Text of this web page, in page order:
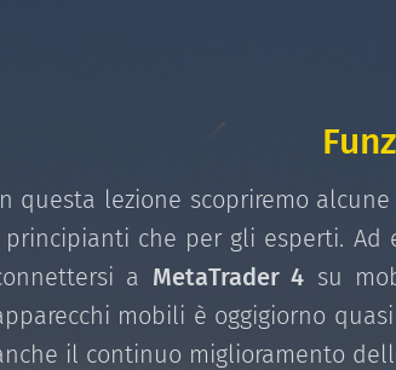
questa lezione scopriremo
principianti che per gli esperti. Ad
a MetaTrader 4 su
mobili è oggigiorno
il continuo miglioramento